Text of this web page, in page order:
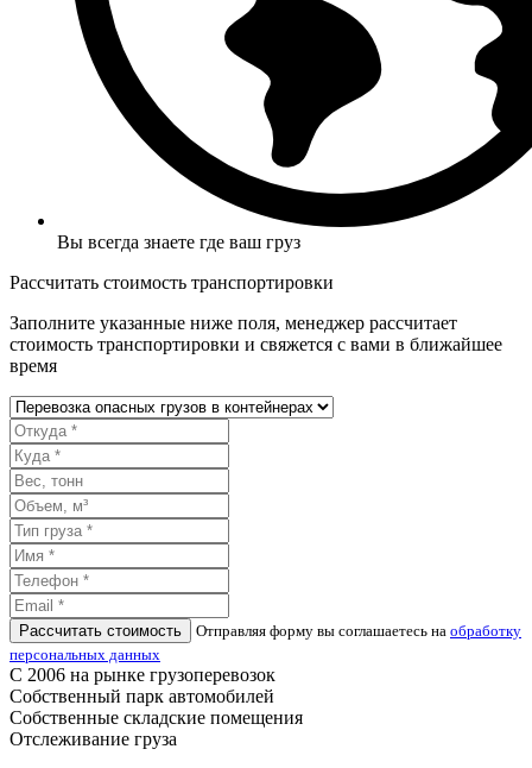
Вы всегда знаете где ваш груз
Рассчитать стоимость транспортировки
Заполните указанные ниже поля, менеджер рассчитает
стоимость транспортировки и свяжется с вами в ближайшее
время
Рассчитать стоимость Отправляя форму вы соглашаетесь на обработку
персональных данных
С 2006 на рынке грузоперевозок
Собственный парк автомобилей
Собственные складские помещения
Отслеживание груза